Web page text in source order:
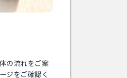
の流れをご案
ジをご確認く